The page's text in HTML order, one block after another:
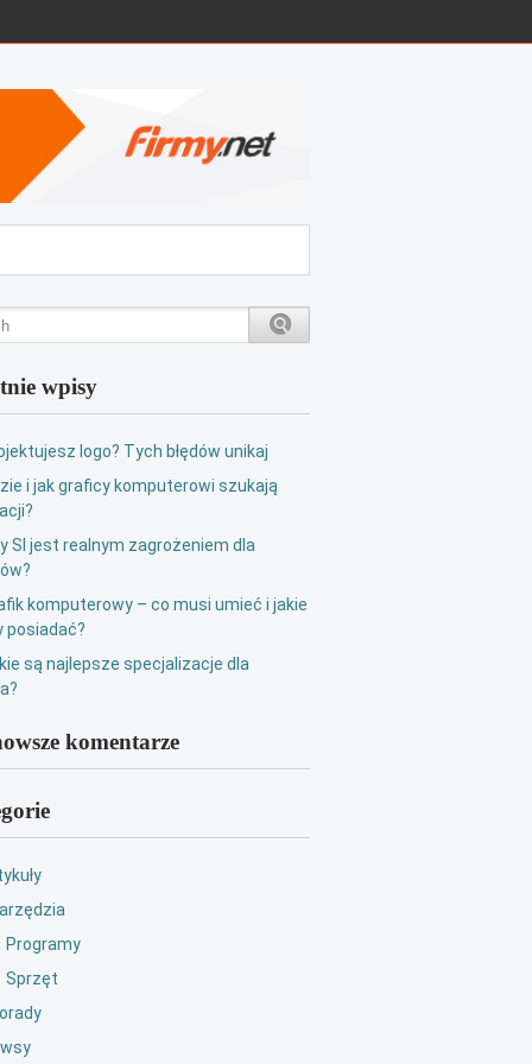
wpisy
logo? Tych błędów unikaj
i jak graficy komputerowi szukają
SI jest realnym zagrożeniem dla
komputerowy – co musi umieć i jakie
posiadać?
są najlepsze specjalizacje dla
komentarze
Programy
Sprzęt